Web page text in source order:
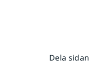
Dela sidan